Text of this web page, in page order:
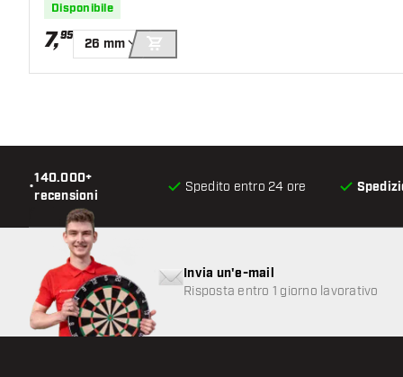
Disponibile
7,95
26 mm
AGGIUNGI AL CARRELLO
•
140.000+
recensioni
Spedito entro 24 ore
Invia un'e-mail
Risposta entro 1 giorno lavorativo